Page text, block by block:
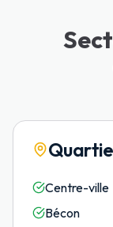
Centre-ville
Bécon